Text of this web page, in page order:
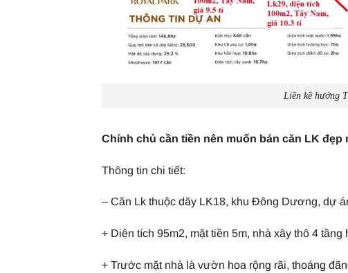
Liền kề hướng
Chính chủ cần tiền nên muốn bán căn LK
Thông tin chi tiết:
– Căn Lk thuộc dãy LK18, khu Đông Dương, dự
+ Diện tích 95m2, mặt tiền 5m, nhà xây thô 4 tầng
+ Trước mặt nhà là vườn hoa rộng rãi, thoáng